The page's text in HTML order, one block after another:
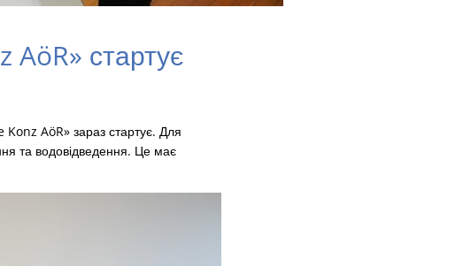
стартує
AöR» зараз стартує. Для
та водовідведення. Це має